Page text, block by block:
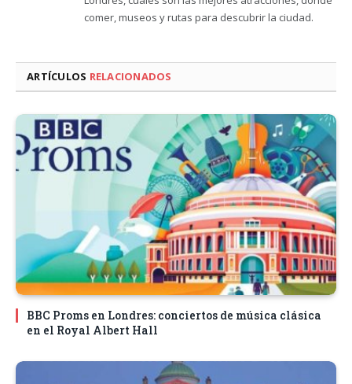
comer, museos y rutas para descubrir la ciudad.
ARTÍCULOS RELACIONADOS
BBC Proms en Londres: conciertos de música clásica
en el Royal Albert Hall